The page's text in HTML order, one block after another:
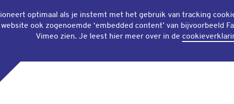
optimaal als je instemt met het gebruik van tracking
ook zogenoemde ‘embedded content’ van bijvoorbeeld
Vimeo zien. Je leest hier meer over in de